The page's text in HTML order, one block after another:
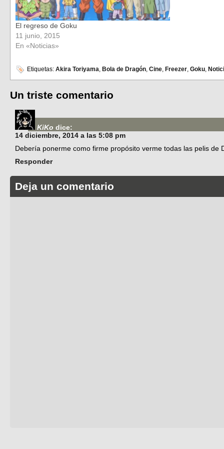
El regreso de Goku
11 junio, 2015
En «Noticias»
Etiquetas: Akira Toriyama, Bola de Dragón, Cine, Freezer, Goku,
Un triste comentario
KiKo dice:
14 diciembre, 2014 a las 5:08 pm
Debería ponerme como firme propósito verme todas las pelis
Responder
Deja un comentario